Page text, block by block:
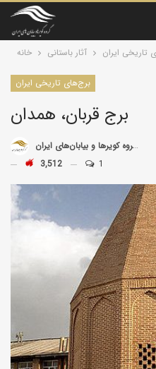
خانه آثار باستانی تاریخی ایران
برج‌های تاریخی ایران
برج قربان، همدان
توسط گروه کویرها و بیابان‌های ایران
3,512
1